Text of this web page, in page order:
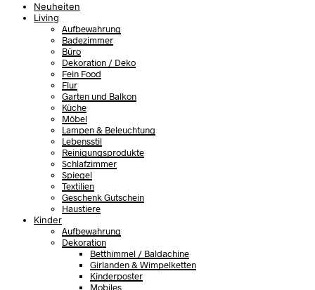
Neuheiten
Living
Aufbewahrung
Badezimmer
Büro
Dekoration / Deko
Fein Food
Flur
Garten und Balkon
Küche
Möbel
Lampen & Beleuchtung
Lebensstil
Reinigungsprodukte
Schlafzimmer
Spiegel
Textilien
Geschenk Gutschein
Haustiere
Kinder
Aufbewahrung
Dekoration
Betthimmel / Baldachine
Girlanden & Wimpelketten
Kinderposter
Mobiles